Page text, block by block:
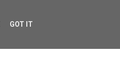
GOT IT